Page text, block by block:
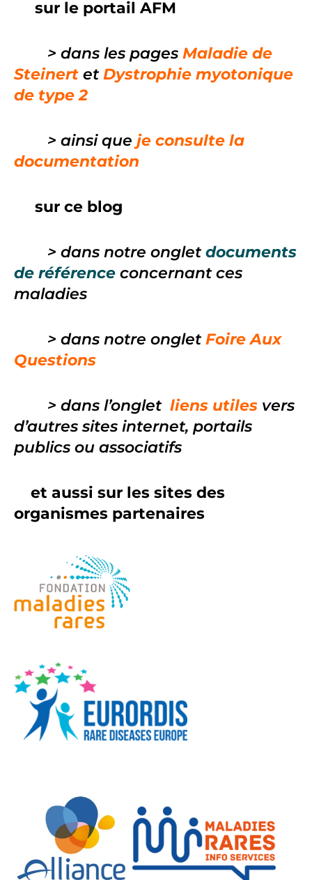
sur le portail AFM
> dans les pages Maladie de
Steinert etDystrophie myotonique
de type 2
> ainsi que je consulte la
documentation
sur ce blog
> dans notre ongletdocuments
de référence concernant ces
maladies
> dans notre ongletFoire Aux
Questions
> dans l’onglet liens utiles vers
d’autres sites internet, portails
publics ou associatifs
et aussi sur les sites des
organismes partenaires